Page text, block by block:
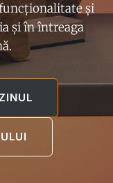
și
și în întreaga